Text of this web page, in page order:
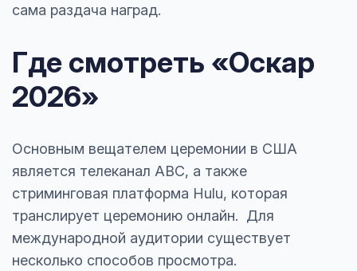
сама раздача наград.
Где смотреть «Оскар
2026»
Основным вещателем церемонии в США
является телеканал ABC, а также
стриминговая платформа Hulu, которая
транслирует церемонию онлайн. Для
международной аудитории существует
несколько способов просмотра.